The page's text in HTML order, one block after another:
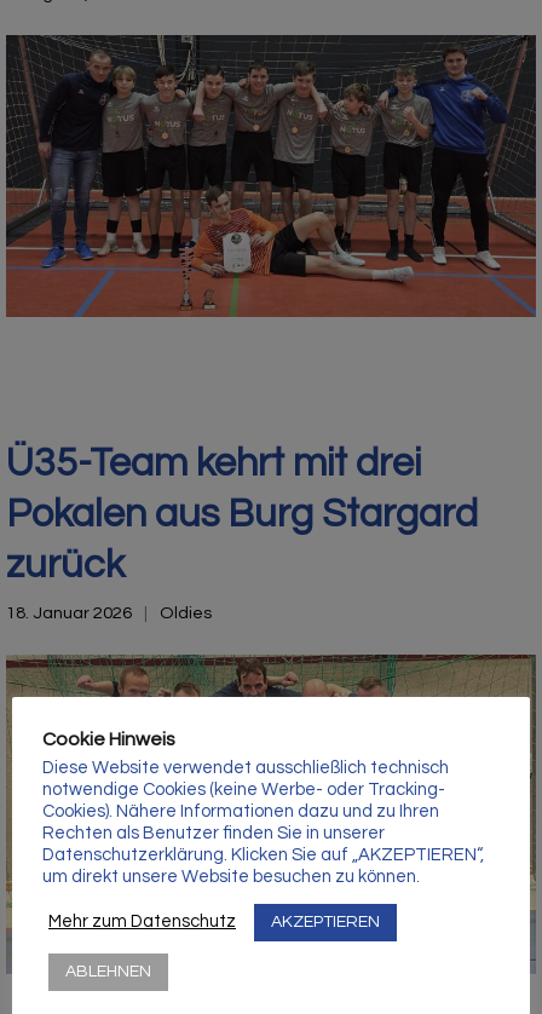
Ü35-Team kehrt mit drei
Pokalen aus Burg Stargard
zurück
18. Januar 2026 Oldies
Cookie Hinweis
Diese Website verwendet ausschließlich technisch
notwendige Cookies (keine Werbe- oder Tracking-
Cookies). Nähere Informationen dazu und zu Ihren
Rechten als Benutzer finden Sie in unserer
Datenschutzerklärung. Klicken Sie auf „AKZEPTIEREN“,
um direkt unsere Website besuchen zu können.
Mehr zum Datenschutz AKZEPTIEREN
ABLEHNEN